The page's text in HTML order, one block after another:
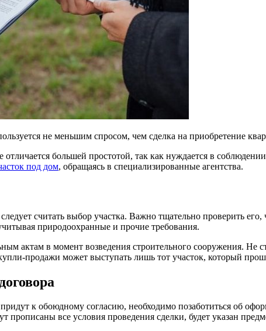
не меньшим спросом, чем сделка на приобретение
большей простотой, так как нуждается в
под дом, обращаясь в специализированные агентства.
считать выбор участка. Важно тщательно проверить
природоохранные и прочие требования.
актам в момент возведения строительного сооружения. Не
продажи может выступать лишь тот участок, который
к обоюдному согласию, необходимо позаботиться об
прописаны все условия проведения сделки, будет указан